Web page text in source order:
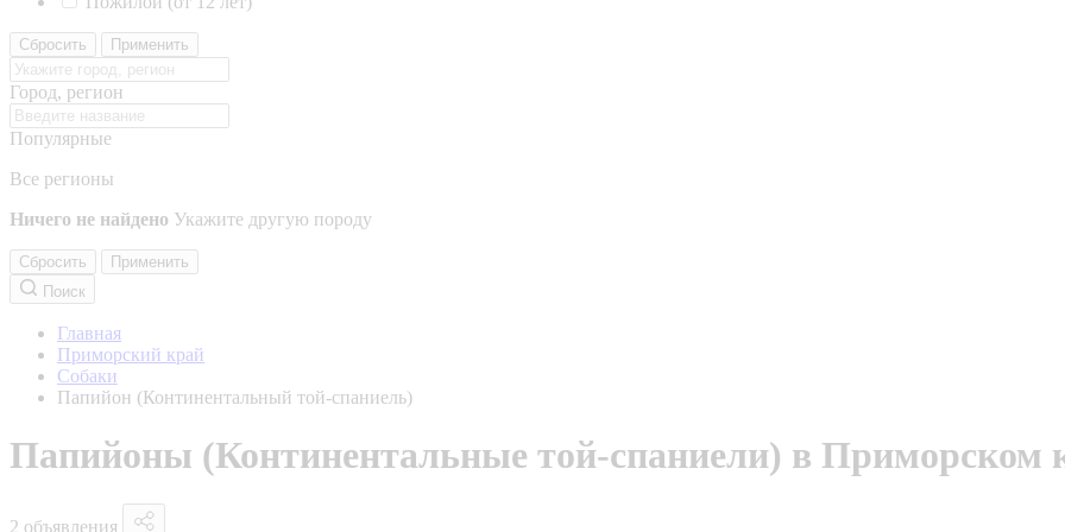
Сбросить Применить
Город, регион
Популярные
Все регионы
Ничего не найдено Укажите другую породу
Сбросить
Применить
Поиск
Главная
Приморский край
Собаки
Папийон (Континентальный той-спаниель)
Папийоны (Континентальные той-спаниели) в Приморском
2 объявления